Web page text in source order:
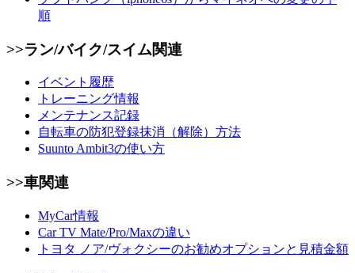
順
>>ラン/バイク/スイム関連
イベント履歴
トレーニング情報
メンテナンス記録
自転車の防犯登録抹消（解除）方法
Suunto Ambit3の使い方
>>車関連
MyCar情報
Car TV Mate/Pro/Maxの違い
トヨタ ノア/ヴォクシーのお勧めオプションと見積金額